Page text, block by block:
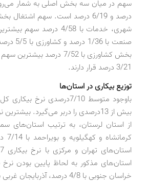
درصد و 6/19 درصد است. سهم
شهری، خدمات با 4/58
صنعت
3/21 درصد قرار دارند.
توزیع بیکاری در استان‌ها
باوجود متوسط 7/10‌درصدی
خراسان جنوبی با 4/8 درصد، آذربایجان غربی با 5/8 درصد و همدان با 7/8 درصد قرار دارند.